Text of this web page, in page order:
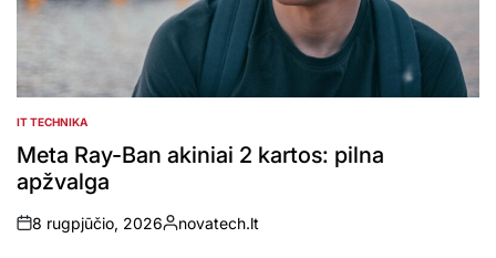
POSTED
IN
IT TECHNIKA
Meta Ray-Ban akiniai 2 kartos: pilna
apžvalga
on
8 rugpjūčio, 2026
Posted
novatech.lt